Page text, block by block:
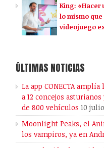
King: «Hacer
lo mismo
videojuego
ÚLTIMAS NOTICIAS
La app CONECTA
a 12 concejos
de 800 vehículos 10
Moonlight Peaks, el
los vampiros, ya en